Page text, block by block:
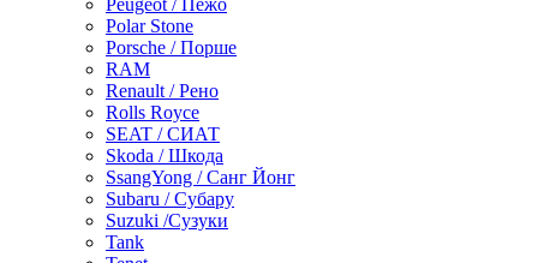
Peugeot / Пежо
Polar Stone
Porsche / Порше
RAM
Renault / Рено
Rolls Royce
SEAT / СИАТ
Skoda / Шкода
SsangYong / Санг Йонг
Subaru / Субару
Suzuki /Сузуки
Tank